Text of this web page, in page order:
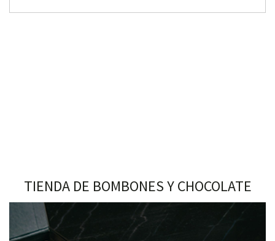
TIENDA DE BOMBONES Y CHOCOLATE